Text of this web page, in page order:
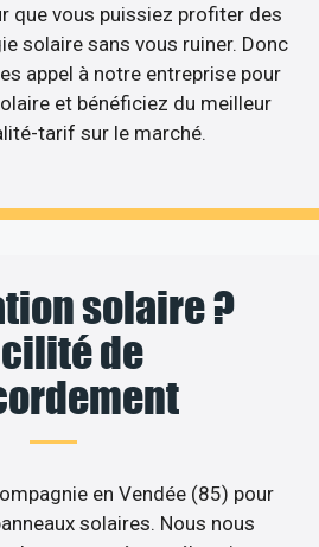
que vous puissiez profiter des
solaire sans vous ruiner. Donc
appel à notre entreprise pour
et bénéficiez du meilleur
tarif sur le marché.
solaire ?
de
en Vendée (85) pour
solaires. Nous nous